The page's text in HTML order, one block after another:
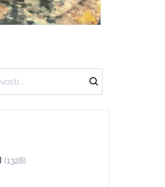
(1328)